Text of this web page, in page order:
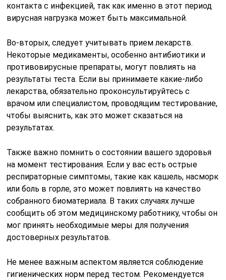
контакта с инфекцией, так как именно в этот период
вирусная нагрузка может быть максимальной.
Во-вторых, следует учитывать прием лекарств.
Некоторые медикаменты, особенно антибиотики и
противовирусные препараты, могут повлиять на
результаты теста. Если вы принимаете какие-либо
лекарства, обязательно проконсультируйтесь с
врачом или специалистом, проводящим тестирование,
чтобы выяснить, как это может сказаться на
результатах.
Также важно помнить о состоянии вашего здоровья
на момент тестирования. Если у вас есть острые
респираторные симптомы, такие как кашель, насморк
или боль в горле, это может повлиять на качество
собранного биоматериала. В таких случаях лучше
сообщить об этом медицинскому работнику, чтобы он
мог принять необходимые меры для получения
достоверных результатов.
Не менее важным аспектом является соблюдение
гигиенических норм перед тестом. Рекомендуется